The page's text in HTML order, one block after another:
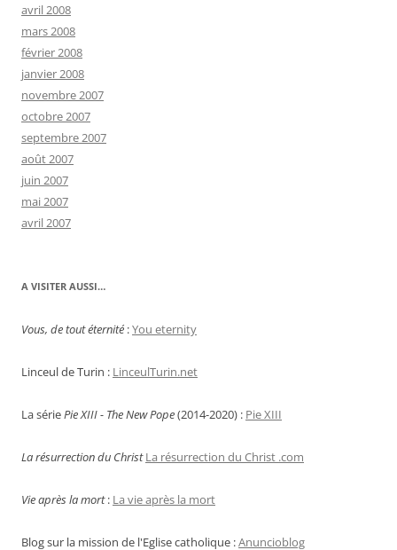
avril 2008
mars 2008
février 2008
janvier 2008
novembre 2007
octobre 2007
septembre 2007
août 2007
juin 2007
mai 2007
avril 2007
A VISITER AUSSI…
Vous, de tout éternité :You eternity
Linceul de Turin : LinceulTurin.net
La sériePie XIII - The New Pope(2014-2020) : Pie XIII
La résurrection du Christ La résurrection du Christ .com
Vie après la mort: La vie après la mort
Blog sur la mission de l'Eglise catholique :Anuncioblog